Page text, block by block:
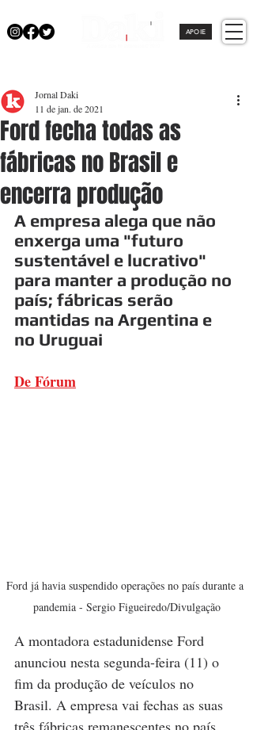
APOIE
Ford fecha todas as
fábricas no Brasil e
encerra produção
Jornal Daki
11 de jan. de 2021
A empresa alega que não
enxerga uma "futuro
sustentável e lucrativo"
para manter a produção no
país; fábricas serão
mantidas na Argentina e
no Uruguai
De Fórum
Ford já havia suspendido operações no país durante a
pandemia - Sergio Figueiredo/Divulgação
A montadora estadunidense Ford
anunciou nesta segunda-feira (11) o
fim da produção de veículos no
Brasil. A empresa vai fechas as suas
três fábricas remanescentes no país,